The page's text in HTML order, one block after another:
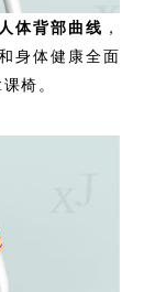
体背部曲线 ，
身体健康全面
椅。